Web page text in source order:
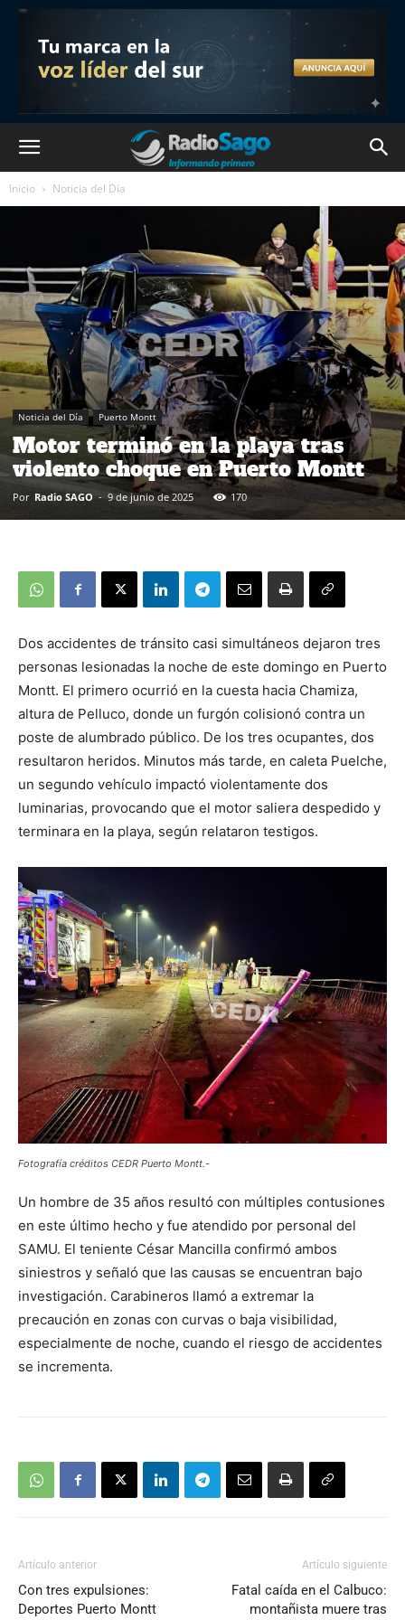
Inicio Noticia del Día
Noticia del Día Puerto Montt
Motor terminó en la playa tras
violento choque en Puerto Montt
Por Radio SAGO - 9 de junio de 2025 170
Dos accidentes de tránsito casi simultáneos dejaron tres
personas lesionadas la noche de este domingo en Puerto
Montt. El primero ocurrió en la cuesta hacia Chamiza,
altura de Pelluco, donde un furgón colisionó contra un
poste de alumbrado público. De los tres ocupantes, dos
resultaron heridos. Minutos más tarde, en caleta Puelche,
un segundo vehículo impactó violentamente dos
luminarias, provocando que el motor saliera despedido y
terminara en la playa, según relataron testigos.
Fotografía créditos CEDR Puerto Montt.-
Un hombre de 35 años resultó con múltiples contusiones
en este último hecho y fue atendido por personal del
SAMU. El teniente César Mancilla confirmó ambos
siniestros y señaló que las causas se encuentran bajo
investigación. Carabineros llamó a extremar la
precaución en zonas con curvas o baja visibilidad,
especialmente de noche, cuando el riesgo de accidentes
se incrementa.
Artículo anterior
Con tres expulsiones:
Deportes Puerto Montt
Artículo siguiente
Fatal caída en el Calbuco:
montañista muere tras